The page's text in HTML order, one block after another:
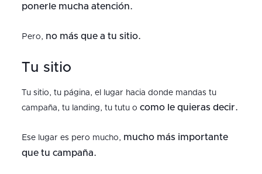
ponerle mucha atención.
Pero, no más que a tu sitio.
Tu sitio
Tu sitio, tu página, el lugar hacia donde mandas tu
campaña, tu landing, tu tutu o como le quieras decir.
Ese lugar es pero mucho, mucho más importante
que tu campaña.